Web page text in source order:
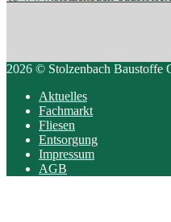
2026 © Stolzenbach Baustoffe
Aktuelles
Fachmarkt
Fliesen
Entsorgung
Impressum
AGB